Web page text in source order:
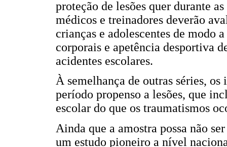
proteção de lesões quer durante
médicos e treinadores deverão
crianças e adolescentes de modo
corporais e apetência desportiva
acidentes escolares.
À semelhança de outras séries,
período propenso a lesões, que
escolar do que os traumatismos
Ainda que a amostra possa não
um estudo pioneiro a nível